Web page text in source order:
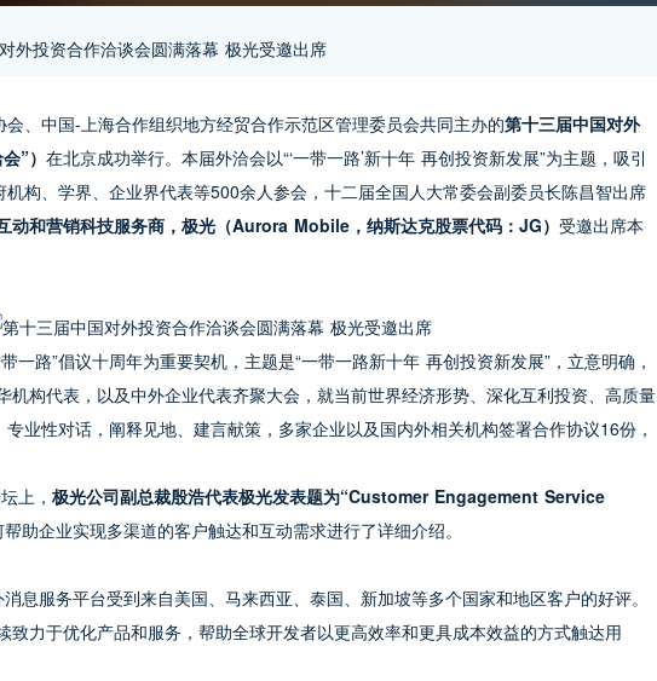
外投资合作洽谈会圆满落幕 极光受邀出席
、中国-上海合作组织地方经贸合作示范区管理委员会共同主办的第十三届中国对外
”） 在北京成功举行。本届外洽会以“‘一带一路’新十年 再创投资新发展”为主题，吸引
构、学界、企业界代表等500余人参会，十二届全国人大常委会副委员长陈昌智出席
动和营销科技服务商，极光（Aurora Mobile，纳斯达克股票代码：JG） 受邀出席本
一路”倡议十周年为重要契机，主题是“一带一路新十年 再创投资新发展”，立意明确，
机构代表，以及中外企业代表齐聚大会，就当前世界经济形势、深化互利投资、高质量
专业性对话，阐释见地、建言献策，多家企业以及国内外相关机构签署合作协议16份，
上， 极光公司副总裁殷浩代表极光发表题为“Customer Engagement Service
帮助企业实现多渠道的客户触达和互动需求进行了详细介绍。
息服务平台受到来自美国、马来西亚、泰国、新加坡等多个国家和地区客户的好评。
致力于优化产品和服务，帮助全球开发者以更高效率和更具成本效益的方式触达用